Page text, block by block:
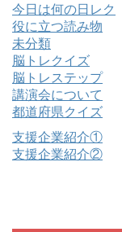
今日は何の日レク
役に立つ読み物
未分類
脳トレクイズ
脳トレステップ
講演会について
都道府県クイズ
支援企業紹介①
支援企業紹介②